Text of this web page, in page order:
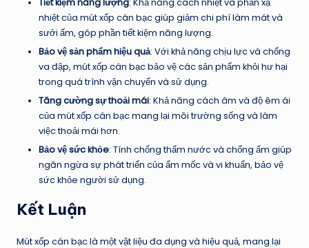
nhiệt của mút xốp cán bạc giúp giảm chi phí làm mát và
sưởi ấm, góp phần tiết kiệm năng lượng.
Bảo vệ sản phẩm hiệu quả: Với khả năng chịu lực và chống
va đập, mút xốp cán bạc bảo vệ các sản phẩm khỏi hư hại
trong quá trình vận chuyển và sử dụng.
Tăng cường sự thoải mái: Khả năng cách âm và độ êm ái
của mút xốp cán bạc mang lại môi trường sống và làm
việc thoải mái hơn.
Bảo vệ sức khỏe: Tính chống thấm nước và chống ẩm giúp
ngăn ngừa sự phát triển của ẩm mốc và vi khuẩn, bảo vệ
sức khỏe người sử dụng.
Kết Luận
Mút xốp cán bạc là một vật liệu đa dụng và hiệu quả, mang lại